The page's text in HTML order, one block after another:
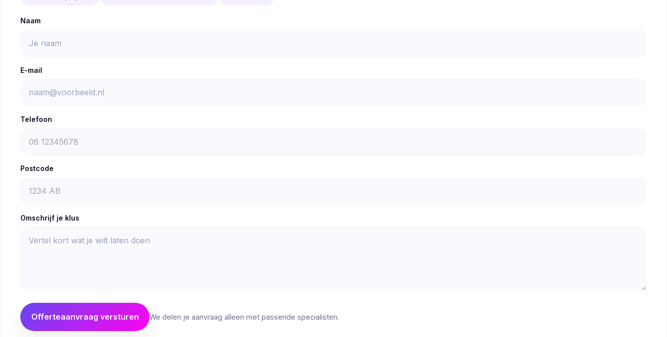
Naam
E-mail
Telefoon
Postcode
Omschrijf je klus
Offerteaanvraag versturen We delen je aanvraag alleen met passende specialisten.